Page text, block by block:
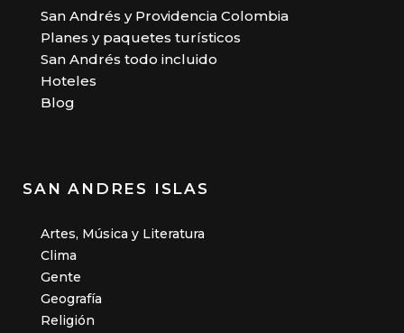
San Andrés y Providencia Colombia
Planes y paquetes turísticos
San Andrés todo incluido
Hoteles
Blog
SAN ANDRES ISLAS
Artes, Música y Literatura
Clima
Gente
Geografía
Religión